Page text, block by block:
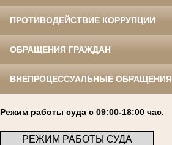
ПРОТИВОДЕЙСТВИЕ КОРРУПЦИИ
ОБРАЩЕНИЯ ГРАЖДАН
ВНЕПРОЦЕССУАЛЬНЫЕ ОБРАЩЕНИЯ
Режим работы суда с 09:00-18:00 час.
РЕЖИМ РАБОТЫ СУДА